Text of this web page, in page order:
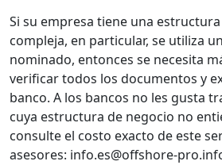
Si su empresa tiene una
compleja, en particular, se utiliza
nominado, entonces se necesita
verificar todos los documentos y
banco. A los bancos no les gusta
cuya estructura de negocio no
consulte el costo exacto de este
asesores: info.es@offshore-